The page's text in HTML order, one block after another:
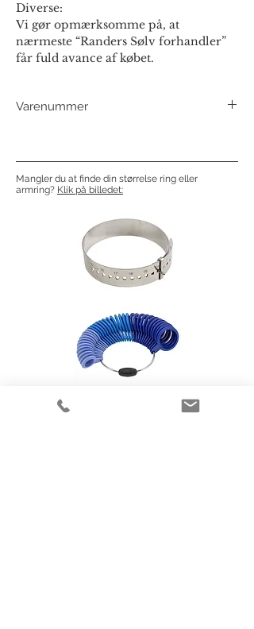
Diverse:
Vi gør opmærksomme på, at
nærmeste “Randers Sølv forhandler”
får fuld avance af købet.
Varenummer
Mangler du at finde din størrelse ring eller
armring? Klik på billedet: